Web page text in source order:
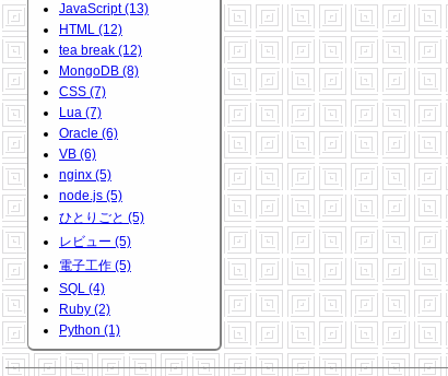
JavaScript (13)
HTML (12)
tea break (12)
MongoDB (8)
CSS (7)
Lua (7)
Oracle (6)
VB (6)
nginx (5)
node.js (5)
ひとりごと (5)
レビュー (5)
電子工作 (5)
SQL (4)
Ruby (2)
Python (1)